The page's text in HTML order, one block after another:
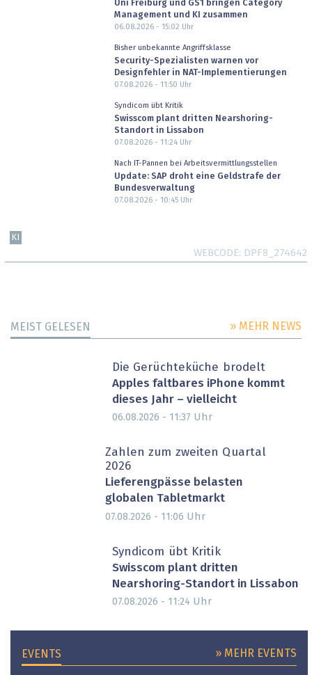
Uni Freiburg und GS1 bringen Category
Management und KI zusammen
06.08.2026 - 15:02 Uhr
Bisher unbekannte Angriffsklasse
Security-Spezialisten warnen vor
Designfehler in NAT-Implementierungen
07.08.2026 - 11:50 Uhr
Syndicom übt Kritik
Swisscom plant dritten Nearshoring-
Standort in Lissabon
07.08.2026 - 11:24Uhr
Nach IT-Pannen bei Arbeitsvermittlungsstellen
Update: SAP droht eine Geldstrafe der
Bundesverwaltung
07.08.2026 - 10:45Uhr
KI
WEBCODE DPF8_274642
MEIST GELESEN » MEHR NEWS
Die Gerüchteküche brodelt
Apples faltbares iPhone kommt
dieses Jahr – vielleicht
06.08.2026 - 11:37 Uhr
Zahlen zum zweiten Quartal
2026
Lieferengpässe belasten
globalen Tabletmarkt
07.08.2026 - 11:06 Uhr
Syndicom übt Kritik
Swisscom plant dritten
Nearshoring-Standort in Lissabon
07.08.2026 - 11:24 Uhr
EVENTS » MEHR EVENTS